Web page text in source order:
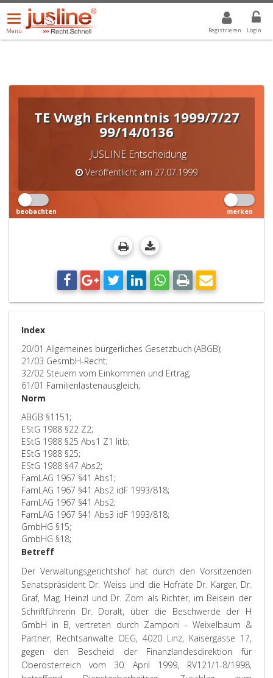
Registrieren Login
Menü
öffnen/schließen
Menü
ALLE DROPDOWN: GEWÄHLTER WERT IST ALLE
TE Vwgh Erkenntnis 1999/7/27
99/14/0136
JUSLINE Entscheidung
Veröffentlicht am 27.07.1999
beobachten merken
Index
20/01 Allgemeines bürgerliches Gesetzbuch (ABGB);
21/03 GesmbH-Recht;
32/02 Steuern vom Einkommen und Ertrag;
61/01 Familienlastenausgleich;
Norm
ABGB §1151;
EStG 1988 §22 Z2;
EStG 1988 §25 Abs1 Z1 litb;
EStG 1988 §25;
EStG 1988 §47 Abs2;
FamLAG 1967 §41 Abs1;
FamLAG 1967 §41 Abs2 idF 1993/818;
FamLAG 1967 §41 Abs2;
FamLAG 1967 §41 Abs3 idF 1993/818;
GmbHG §15;
GmbHG §18;
Betreff
Der Verwaltungsgerichtshof hat durch den Vorsitzenden
Senatspräsident Dr. Weiss und die Hofräte Dr. Karger, Dr.
Graf, Mag. Heinzl und Dr. Zorn als Richter, im Beisein der
Schriftführerin Dr. Doralt, über die Beschwerde der H
GmbH in B, vertreten durch Zamponi - Weixelbaum &
Partner, Rechtsanwälte OEG, 4020 Linz, Kaisergasse 17,
gegen den Bescheid der Finanzlandesdirektion für
Oberösterreich vom 30. April 1999, RV121/1-8/1998,